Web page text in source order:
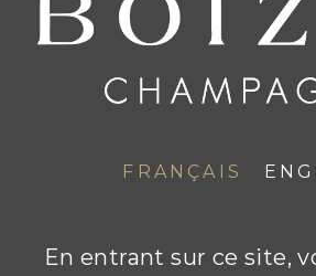
FRANÇAIS
En entrant sur ce site,